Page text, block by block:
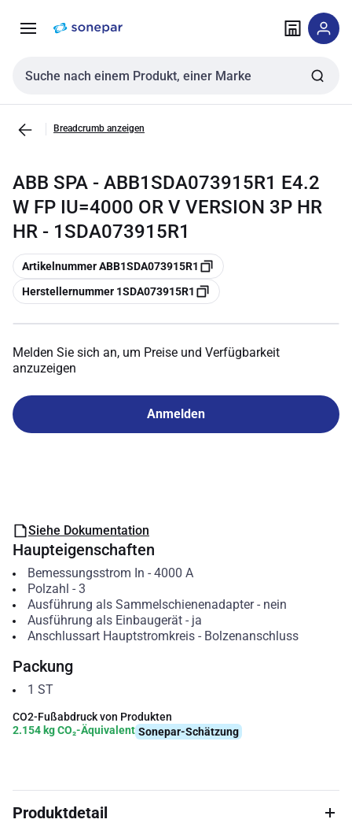
NavigationInhalt
Sucheingabe
Breadcrumb anzeigen
ABB SPA - ABB1SDA073915R1 E4.2
W FP IU=4000 OR V VERSION 3P HR
HR - 1SDA073915R1
Kopieren
Artikelnummer ABB1SDA073915R1
Kopieren
Herstellernummer 1SDA073915R1
Melden Sie sich an, um Preise und Verfügbarkeit
anzuzeigen
Anmelden
Siehe Dokumentation
Haupteigenschaften
Bemessungsstrom In - 4000 A
Polzahl - 3
Ausführung als Sammelschienenadapter- nein
Ausführung als Einbaugerät- ja
Anschlussart Hauptstromkreis- Bolzenanschluss
Packung
1 ST
CO2-Fußabdruck von Produkten
2.154 kg CO₂-Äquivalent Sonepar-Schätzung
Produktdetail